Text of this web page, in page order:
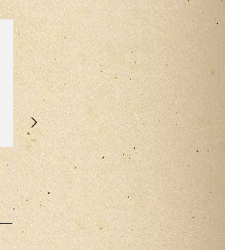
17年前のネットオー
クションで奇跡の爆安
落札！アルファロメオ
が今、驚きの鑑定額
フリマアプリ
トは本物か！？